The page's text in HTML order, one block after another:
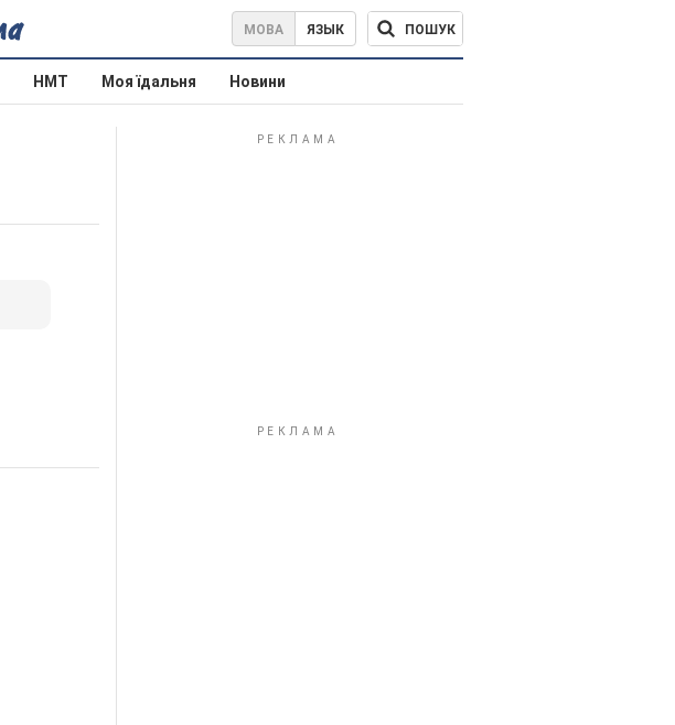
МОВА ЯЗЫК ПОШУК
НМТ Моя їдальня Новини